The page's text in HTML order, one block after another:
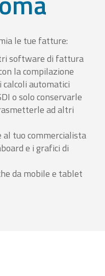
le tue fatture:
software di fattura
la compilazione
calcoli automatici
o solo conservarle
ad altri
tuo commercialista
e i grafici di
da mobile e tablet